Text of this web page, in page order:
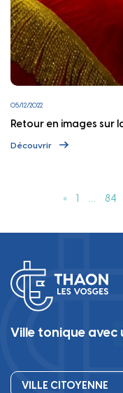
05/12/2022
Retour en images sur
Découvrir
« 1 … 84
Ville tonique avec
VILLE CITOYENNE